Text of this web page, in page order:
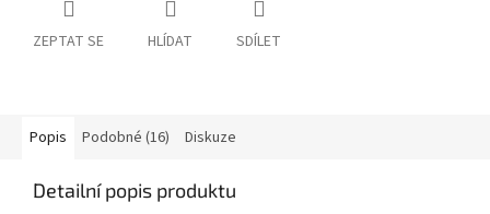
ZEPTAT SE HLÍDAT SDÍLET
Popis Podobné (16) Diskuze
Detailní popis produktu